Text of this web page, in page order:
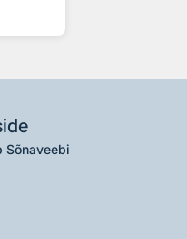
Sõnaveebi